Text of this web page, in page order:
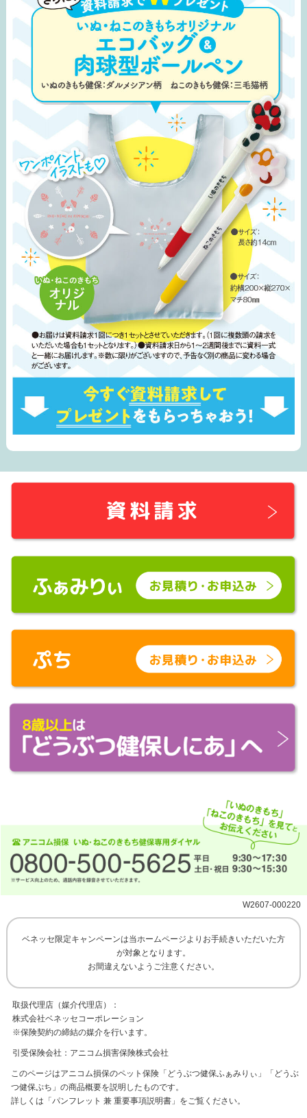
W2607-000220
ベネッセ限定キャンペーンは当ホームページよりお手続きいただいた方
が対象となります。
お間違えないようご注意ください。
取扱代理店（媒介代理店）：
株式会社ベネッセコーポレーション
※保険契約の締結の媒介を行います。
引受保険会社：アニコム損害保険株式会社
このページはアニコム損保のペット保険「どうぶつ健保ふぁみりぃ」「どうぶ
つ健保ぷち」の商品概要を説明したものです。
詳しくは「パンフレット 兼 重要事項説明書」をご覧ください。